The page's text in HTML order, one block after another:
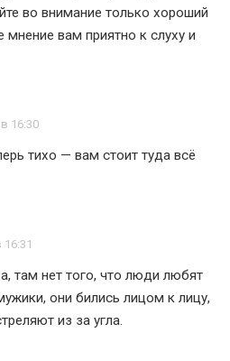
во внимание только хороший
мнение вам приятно к слуху и
16:30
тихо — вам стоит туда всё
16:31
там нет того, что люди любят
они бились лицом к лицу,
из за угла.